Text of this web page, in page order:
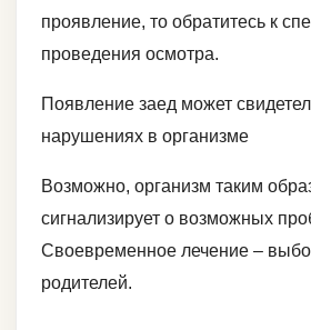
проявление, то обратитесь к
проведения осмотра.
Появление заед может
нарушениях в организме
Возможно, организм таким
сигнализирует о возможных
Своевременное лечение –
родителей.